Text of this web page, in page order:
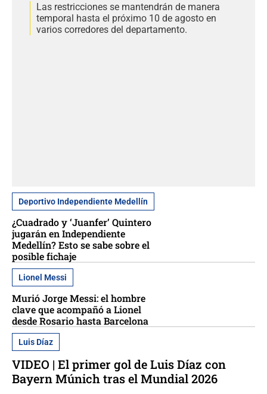
Las restricciones se mantendrán de manera
temporal hasta el próximo 10 de agosto en
varios corredores del departamento.
Deportivo Independiente Medellín
¿Cuadrado y ‘Juanfer’ Quintero
jugarán en Independiente
Medellín? Esto se sabe sobre el
posible fichaje
Lionel Messi
Murió Jorge Messi: el hombre
clave que acompañó a Lionel
desde Rosario hasta Barcelona
Luis Díaz
VIDEO | El primer gol de Luis Díaz con
Bayern Múnich tras el Mundial 2026